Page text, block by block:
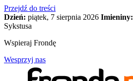
Przejdź do treści
Dzień: piątek, 7 sierpnia 2026 Imieniny:
Sykstusa
Wspieraj Frondę
Wesprzyj nas